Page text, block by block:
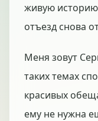
живую
отъезд снова
Меня зовут
таких темах
красивых
ему не нужна